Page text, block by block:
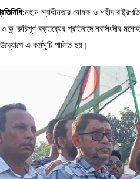
মহান স্বাধীনতার ঘোষক ও শহীদ
রুচিপূর্ণ বক্তব্যের প্রতিবাদে নরসিংদীর
এ কর্মসূচি পালিত হয়।